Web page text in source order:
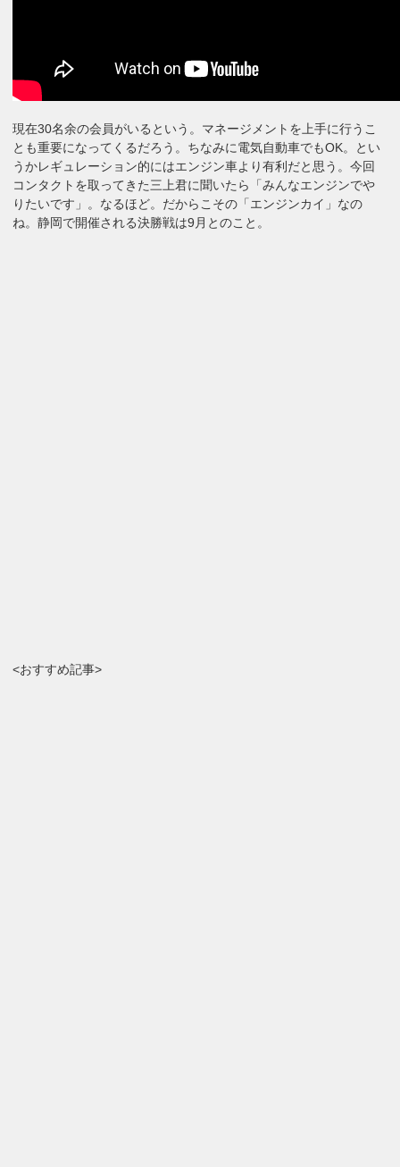
現在30名余の会員がいるという。マネージメントを上手に行うこ
とも重要になってくるだろう。ちなみに電気自動車でもOK。とい
うかレギュレーション的にはエンジン車より有利だと思う。今回
コンタクトを取ってきた三上君に聞いたら「みんなエンジンでや
りたいです」。なるほど。だからこその「エンジンカイ」なの
ね。静岡で開催される決勝戦は9月とのこと。
<おすすめ記事>